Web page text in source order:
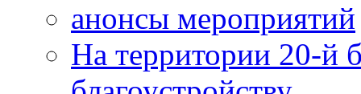
анонсы мероприятий
На территории 20-й